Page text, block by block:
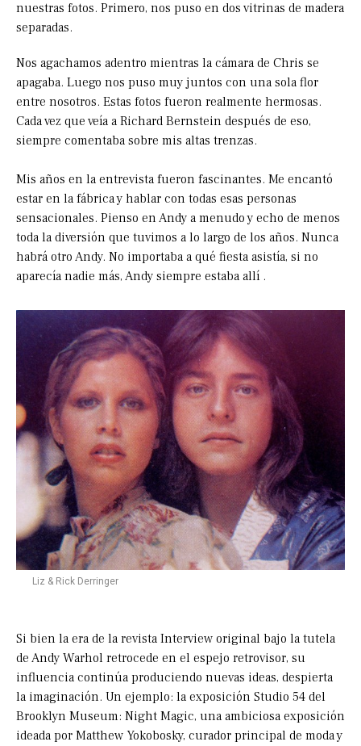
nuestras fotos. Primero, nos puso en dos vitrinas de madera
separadas.
Nos agachamos adentro mientras la cámara de Chris se
apagaba. Luego nos puso muy juntos con una sola flor
entre nosotros. Estas fotos fueron realmente hermosas.
Cada vez que veía a Richard Bernstein después de eso,
siempre comentaba sobre mis altas trenzas.
Mis años en la entrevista fueron fascinantes. Me encantó
estar en la fábrica y hablar con todas esas personas
sensacionales. Pienso en Andy a menudo y echo de menos
toda la diversión que tuvimos a lo largo de los años. Nunca
habrá otro Andy. No importaba a qué fiesta asistía, si no
aparecía nadie más, Andy siempre estaba allí .
Liz & Rick Derringer
Si bien la era de la revista Interview original bajo la tutela
de Andy Warhol retrocede en el espejo retrovisor, su
influencia continúa produciendo nuevas ideas, despierta
la imaginación. Un ejemplo: la exposición Studio 54 del
Brooklyn Museum: Night Magic, una ambiciosa exposición
ideada por Matthew Yokobosky, curador principal de moda y